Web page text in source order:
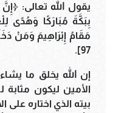
يقول الله تعالى:
97].
إن الله يخلق ما يشاء
الأمين ليكون مثابة
بيته الذي اختاره على